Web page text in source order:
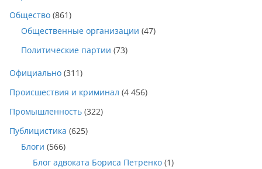
Общество (861)
Общественные организации (47)
Политические партии (73)
Официально (311)
Происшествия и криминал (4 456)
Промышленность (322)
Публицистика (625)
Блоги (566)
Блог адвоката Бориса Петренко (1)